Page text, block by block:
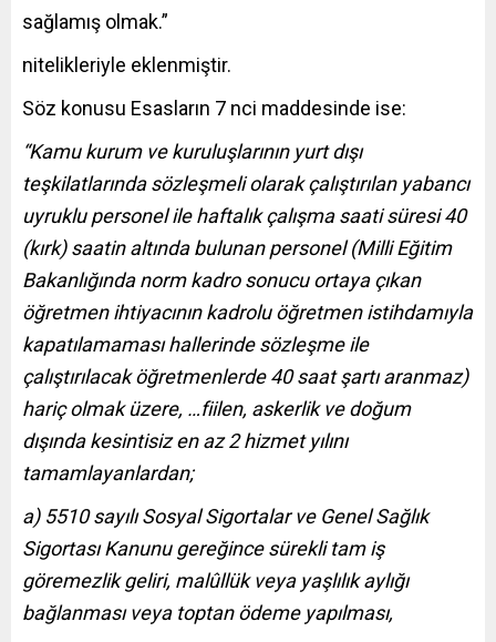
sağlamış olmak.”
nitelikleriyle eklenmiştir.
Söz konusu Esasların 7 nci maddesinde ise:
“Kamu kurum ve kuruluşlarının yurt dışı
teşkilatlarında sözleşmeli olarak çalıştırılan yabancı
uyruklu personel ile haftalık çalışma saati süresi 40
(kırk) saatin altında bulunan personel (Milli Eğitim
Bakanlığında norm kadro sonucu ortaya çıkan
öğretmen ihtiyacının kadrolu öğretmen istihdamıyla
kapatılamaması hallerinde sözleşme ile
çalıştırılacak öğretmenlerde 40 saat şartı aranmaz)
hariç olmak üzere, …fiilen, askerlik ve doğum
dışında kesintisiz en az 2 hizmet yılını
tamamlayanlardan;
a) 5510 sayılı Sosyal Sigortalar ve Genel Sağlık
Sigortası Kanunu gereğince sürekli tam iş
göremezlik geliri, malûllük veya yaşlılık aylığı
bağlanması veya toptan ödeme yapılması,